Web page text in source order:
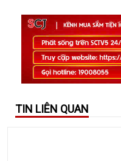
TIN LIÊN QUAN